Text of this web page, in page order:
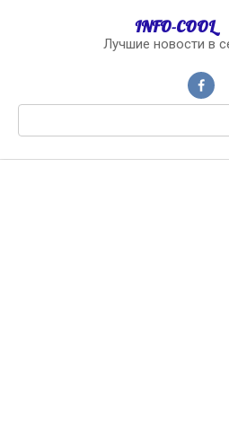
INFO-COOL
Лучшие новости в